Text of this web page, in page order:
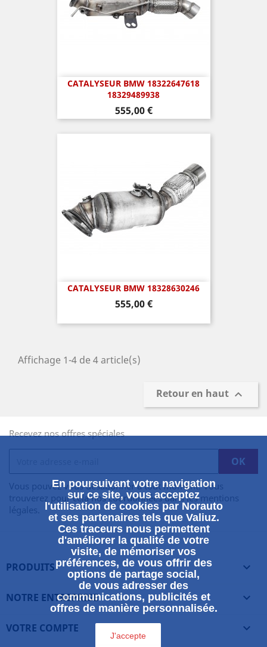
CATALYSEUR BMW 18322647618
18329489938
Prix
555,00 €
CATALYSEUR BMW 18328630246
Prix
555,00 €
Affichage 1-4 de 4 article(s)
Retour en haut 
Recevez nos offres spéciales
Vous pouvez vous désabonner à tout moment. Vous
trouverez pour cela nos coordonnées dans les mentions
légales.
PRODUITS 
NOTRE ENTREPRISE 
VOTRE COMPTE 
En poursuivant votre navigation
sur ce site, vous acceptez
l'utilisation de cookies par Norauto
et ses partenaires tels que Valiuz.
Ces traceurs nous permettent
d'améliorer la qualité de votre
visite, de mémoriser vos
préférences, de vous offrir des
options de partage social,
de vous adresser des
communications, publicités et
offres de manière personnalisée.
J'accepte